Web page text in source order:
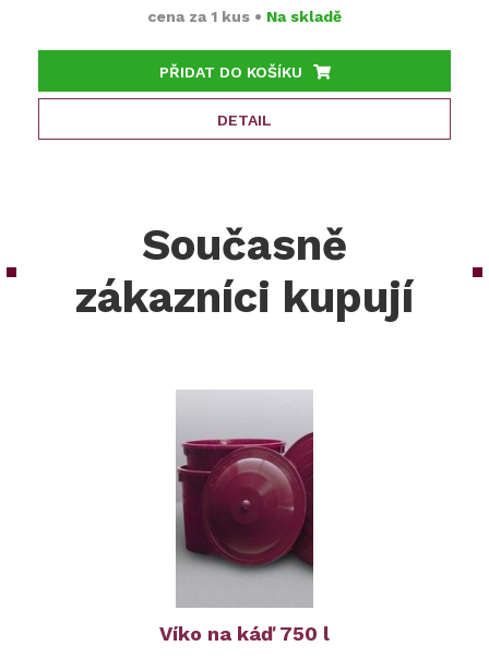
cena za 1 kus • Na skladě
PŘIDAT DO KOŠÍKU
DETAIL
Současně
zákazníci kupují
Víko na káď 750 l